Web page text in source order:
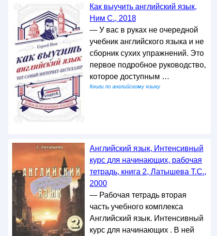
Как выучить английский язык,
Ним С., 2018
— У вас в руках не очередной
учебник английского языка и не
сборник сухих упражнений. Это
первое подробное руководство,
которое доступным …
Книги по английскому языку
Английский язык, Интенсивный
курс для начинающих, рабочая
тетрадь, книга 2, Латышева Т.С.,
2000
— Рабочая тетрадь вторая
часть учебного комплекса
Английский язык. Интенсивный
курс для начинающих . В ней